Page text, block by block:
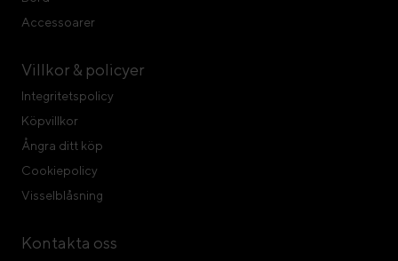
Accessoarer
Villkor & policyer
Integritetspolicy
Köpvillkor
Ångra ditt köp
Cookiepolicy
Visselblåsning
Kontakta oss